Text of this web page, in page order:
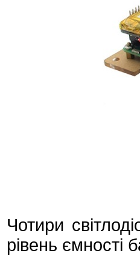
Чотири
рівень ємності